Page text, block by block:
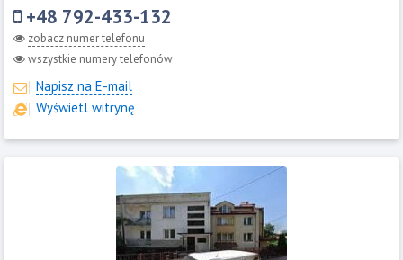
+48 792-433-132
zobacz numer telefonu
wszystkie numery telefonów
Napisz na E-mail
Wyświetl witrynę